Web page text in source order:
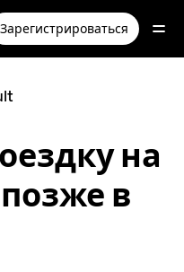
Зарегистрироваться
на
в